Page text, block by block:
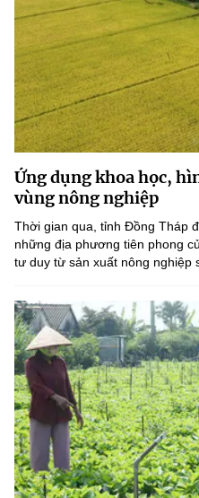
Ứng dụng khoa học,
vùng nông nghiệp
Thời gian qua, tỉnh Đồng Tháp
những địa phương tiên phong
tư duy từ sản xuất nông nghiệp